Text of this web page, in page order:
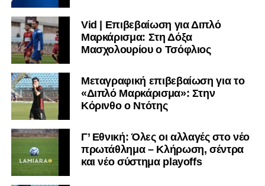
Vid | Επιβεβαίωση για Διπλό
Μαρκάρισμα: Στη Δόξα
Μασχολουρίου ο Τσόφλιος
Μεταγραφική επιβεβαίωση για το
«Διπλό Μαρκάρισμα»: Στην
Κόρινθο ο Ντότης
Γ’ Εθνική: Όλες οι αλλαγές στο νέο
πρωτάθλημα – Κλήρωση, σέντρα
και νέο σύστημα playoffs